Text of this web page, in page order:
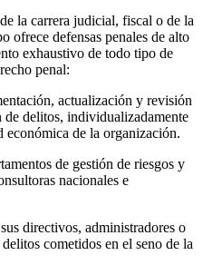
la carrera judicial, fiscal o de la
ofrece defensas penales de alto
exhaustivo de todo tipo de
penal:
actualización y revisión
de delitos, individualizadamente
económica de la organización.
de gestión de riesgos y
nacionales e
directivos, administradores o
cometidos en el seno de la